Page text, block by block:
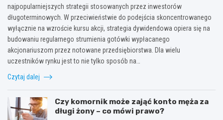
najpopularniejszych strategii stosowanych przez inwestorów
długoterminowych. W przeciwieństwie do podejścia skoncentrowanego
wyłącznie na wzroście kursu akcji, strategia dywidendowa opiera się na
budowaniu regularnego strumienia gotówki wypłacanego
akcjonariuszom przez notowane przedsiębiorstwa. Dla wielu
uczestników rynku jest to nie tylko sposób na…
Czytaj dalej
Czy komornik może zająć konto męża za
długi żony – co mówi prawo?